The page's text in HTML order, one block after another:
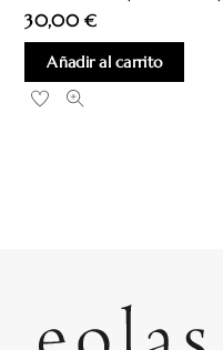
30,00€
Añadir al carrito